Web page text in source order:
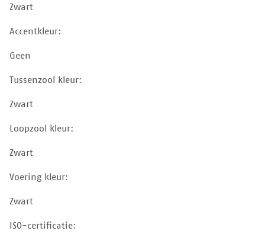
Zwart
Accentkleur:
Geen
Tussenzool kleur:
Zwart
Loopzool kleur:
Zwart
Voering kleur:
Zwart
ISO-certificatie: